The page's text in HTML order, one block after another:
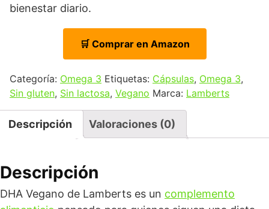
bienestar diario.
🛒 Comprar en Amazon
Categoría: Omega 3 Etiquetas: Cápsulas, Omega 3,
Sin gluten, Sin lactosa, Vegano Marca: Lamberts
Descripción Valoraciones (0)
Descripción
DHA Vegano de Lamberts es un complemento